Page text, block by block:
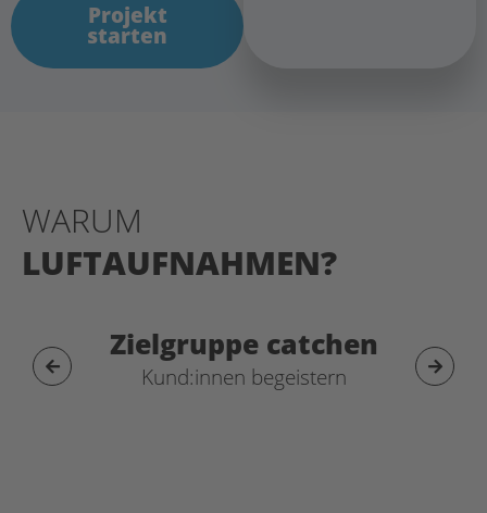
Projekt
starten
WARUM
LUFTAUFNAHMEN?
Zielgruppe catchen
Kund:innen begeistern